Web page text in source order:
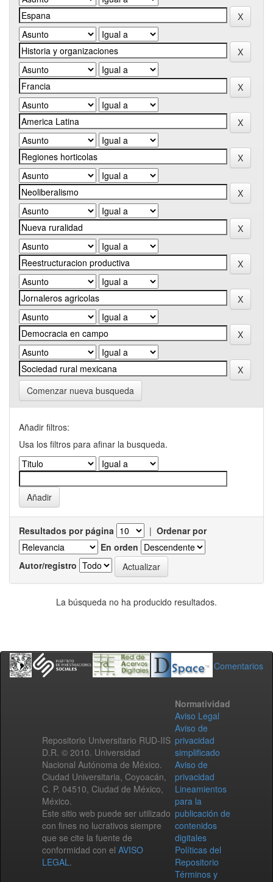
Comenzar nueva busqueda
Añadir filtros:
Usa los filtros para afinar la busqueda.
Resultados por página | Ordenar por
En orden
Autor/registro
La búsqueda no ha producido resultados.
Comentarios
Repositorio Universitario RUD-IIS
D.R. © 2010. Universidad
Nacional Autónoma de México.
Ciudad Universitaria, Coyoacán,
C. P. 04510, Ciudad de México,
México.
Este sitio web puede ser utilizado
con fines no lucrativos siempre
que se cite la fuente de
conformidad con el AVISO
LEGAL.
Normatividad
Aviso Legal
Aviso de
privacidad
simplificado
Aviso de
privacidad
Lineamientos
para la
publicación de
contenidos
digitales
Políticas del
Repositorio
Términos y